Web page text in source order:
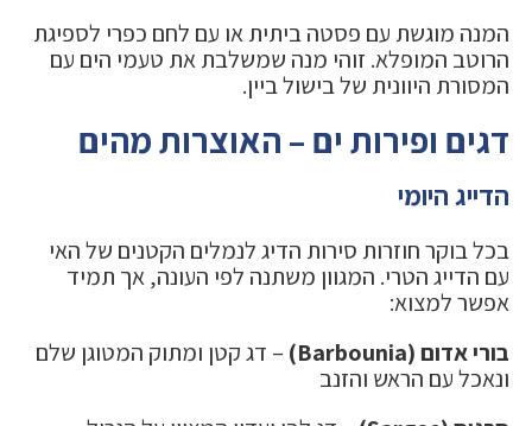
המנה מוגשת עם פסטה ביתית או עם לחם כפרי לספיגת
הרוטב המופלא. זוהי מנה שמשלבת את טעמי הים עם
המסורת היוונית של בישול ביין.
דגים ופירות ים – האוצרות מהים
הדייג היומי
בכל בוקר חוזרות סירות הדיג לנמלים הקטנים של האי
עם הדייג הטרי. המגוון משתנה לפי העונה, אך תמיד
אפשר למצוא:
בורי אדום (Barbounia)
– דג קטן ומתוק המטוגן שלם
ונאכל עם הראש והזנב